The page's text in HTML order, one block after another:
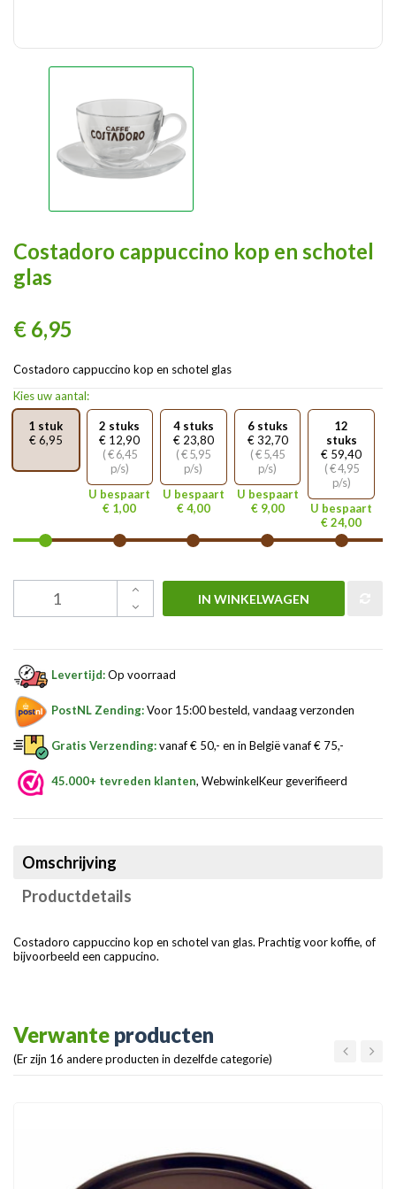
Costadoro cappuccino kop en schotel
glas
€ 6,95
Costadoro cappuccino kop en schotel glas
Kies uw aantal:
1 stuk
€ 6,95
2 stuks
€ 12,90
( € 6,45
p/s)
U bespaart
€ 1,00
4 stuks
€ 23,80
( € 5,95
p/s)
U bespaart
€ 4,00
6 stuks
€ 32,70
( € 5,45
p/s)
U bespaart
€ 9,00
12
stuks
€ 59,40
( € 4,95
p/s)
U bespaart
€ 24,00
IN WINKELWAGEN
Levertijd:Op voorraad
PostNL Zending:Voor 15:00 besteld, vandaag verzonden
Gratis Verzending:vanaf € 50,- en in België vanaf € 75,-
45.000+ tevreden klanten, WebwinkelKeur geverifieerd
Omschrijving
Productdetails
Costadoro cappuccino kop en schotel van glas. Prachtig voor koffie, of
bijvoorbeeld een cappucino.
Verwante producten
(Er zijn 16 andere producten in dezelfde categorie)